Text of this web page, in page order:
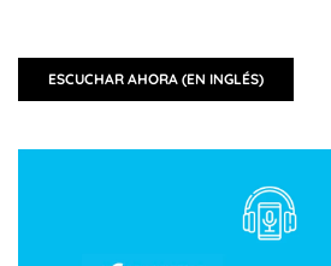
ESCUCHAR AHORA (EN INGLÉS)